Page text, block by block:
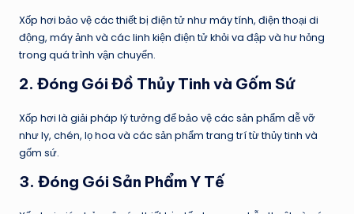
Xốp hơi bảo vệ các thiết bị điện tử như máy tính, điện thoại di
động, máy ảnh và các linh kiện điện tử khỏi va đập và hư hỏng
trong quá trình vận chuyển.
2. Đóng Gói Đồ Thủy Tinh và Gốm Sứ
Xốp hơi là giải pháp lý tưởng để bảo vệ các sản phẩm dễ vỡ
như ly, chén, lọ hoa và các sản phẩm trang trí từ thủy tinh và
gốm sứ.
3. Đóng Gói Sản Phẩm Y Tế